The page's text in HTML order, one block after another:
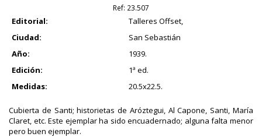
Ref: 23.507
Editorial:
Talleres Offset,
Ciudad:
San Sebastián
Año:
1939.
Edición:
1ª ed.
Medidas:
20.5x22.5.
Cubierta de Santi; historietas de Aróztegui, Al Capone, Santi, María
Claret, etc. Este ejemplar ha sido encuadernado; alguna falta menor
pero buen ejemplar.